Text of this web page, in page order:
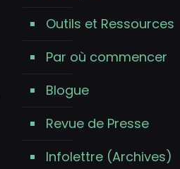
Outils et Ressources
Par où commencer
Blogue
Revue de Presse
Infolettre (Archives)